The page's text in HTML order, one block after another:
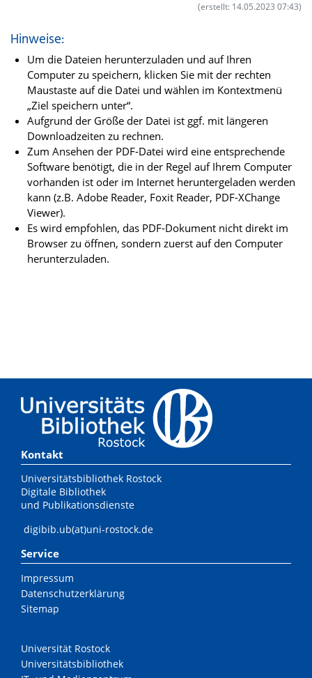
(erstellt: 14.05.2023 07:43)
Hinweise:
Um die Dateien herunterzuladen und auf Ihren
Computer zu speichern, klicken Sie mit der rechten
Maustaste auf die Datei und wählen im Kontextmenü
„Ziel speichern unter“.
Aufgrund der Größe der Datei ist ggf. mit längeren
Downloadzeiten zu rechnen.
Zum Ansehen der PDF-Datei wird eine entsprechende
Software benötigt, die in der Regel auf Ihrem Computer
vorhanden ist oder im Internet heruntergeladen werden
kann (z.B. Adobe Reader, Foxit Reader, PDF-XChange
Viewer).
Es wird empfohlen, das PDF-Dokument nicht direkt im
Browser zu öffnen, sondern zuerst auf den Computer
herunterzuladen.
Kontakt
Universitätsbibliothek Rostock
Digitale Bibliothek
und Publikationsdienste
digibib.ub(at)uni-rostock.de
Service
Impressum
Datenschutzerklärung
Sitemap
Universität Rostock
Universitätsbibliothek